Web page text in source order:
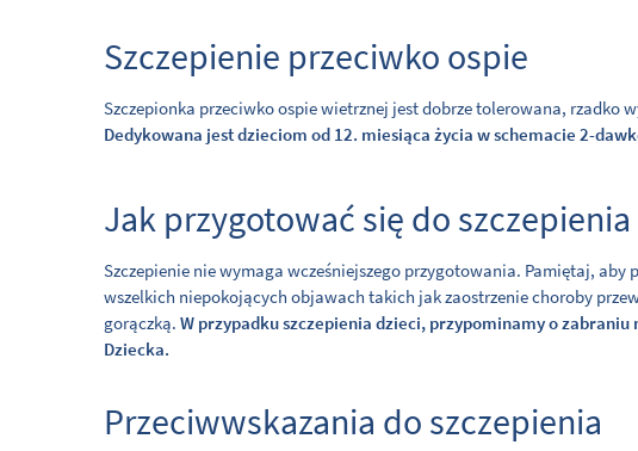
Szczepienie przeciwko ospie
Szczepionka przeciwko ospie wietrznej jest dobrze tolerowana, rzadko
Dedykowana jest dzieciom od 12. miesiąca życia w schemacie 2-
Jak przygotować się do szczepienia
Szczepienie nie wymaga wcześniejszego przygotowania. Pamiętaj, aby
wszelkich niepokojących objawach takich jak zaostrzenie choroby
gorączką. W przypadku szczepienia dzieci, przypominamy o
Dziecka.
Przeciwwskazania do szczepienia